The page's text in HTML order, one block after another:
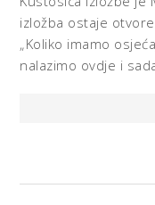
izložba ostaje
„Koliko imamo
nalazimo ovdje i